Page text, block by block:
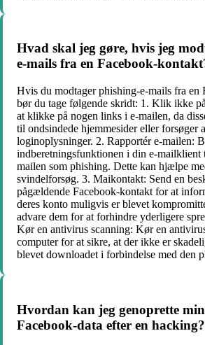
Hvad skal jeg gøre, hvis jeg
e-mails fra en Facebook-
Hvis du modtager phishing-e-mails fra en
bør du tage følgende skridt: 1. Klik ikke
at klikke på nogen links i e-mailen, da
til ondsindede hjemmesider eller forsøger
loginoplysninger. 2. Rapportér e-mailen:
indberetningsfunktionen i din e-mailklient
mailen som phishing. Dette kan hjælpe
svindelforsøg. 3. Maikontakt: Send en
pågældende Facebook-kontakt for at
deres konto muligvis er blevet
advare dem for at forhindre yderligere
Kør en antivirus scanning: Kør en
computer for at sikre, at der ikke er
blevet downloadet i forbindelse med den
Hvordan kan jeg genoprette
Facebook-data efter en hacking?